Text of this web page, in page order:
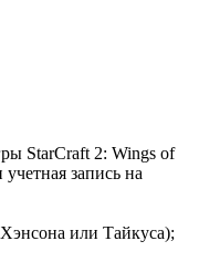
StarCraft 2: Wings of
запись на
или Тайкуса);